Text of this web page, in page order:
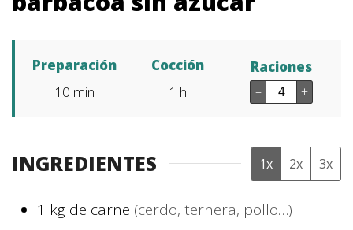
Preparación
10 min
Cocción
1 h
Raciones
– +
INGREDIENTES 1x 2x 3x
1 kg de carne (cerdo, ternera, pollo…)